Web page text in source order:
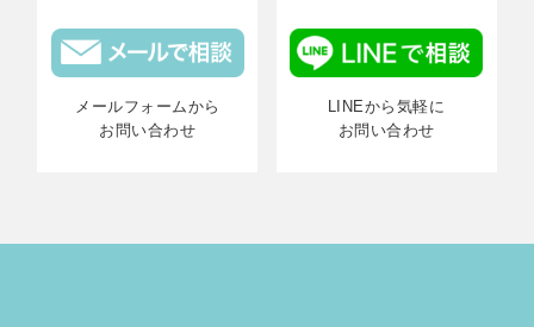
メールフォームから
お問い合わせ
LINEから気軽に
お問い合わせ